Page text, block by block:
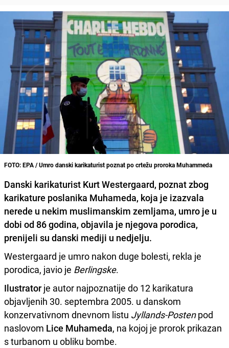
FOTO: EPA / Umro danski karikaturist poznat po crtežu proroka Muhammeda
Danski karikaturist Kurt Westergaard, poznat zbog
karikature poslanika Muhameda, koja je izazvala
nerede u nekim muslimanskim zemljama, umro je u
dobi od 86 godina, objavila je njegova porodica,
prenijeli su danski mediji u nedjelju.
Westergaard je umro nakon duge bolesti, rekla je
porodica, javio je Berlingske.
Ilustrator je autor najpoznatije do 12 karikatura
objavljenih 30. septembra 2005. u danskom
konzervativnom dnevnom listu Jyllands-Postenpod
naslovom Lice Muhameda, na kojoj je prorok prikazan
s turbanom u obliku bombe.